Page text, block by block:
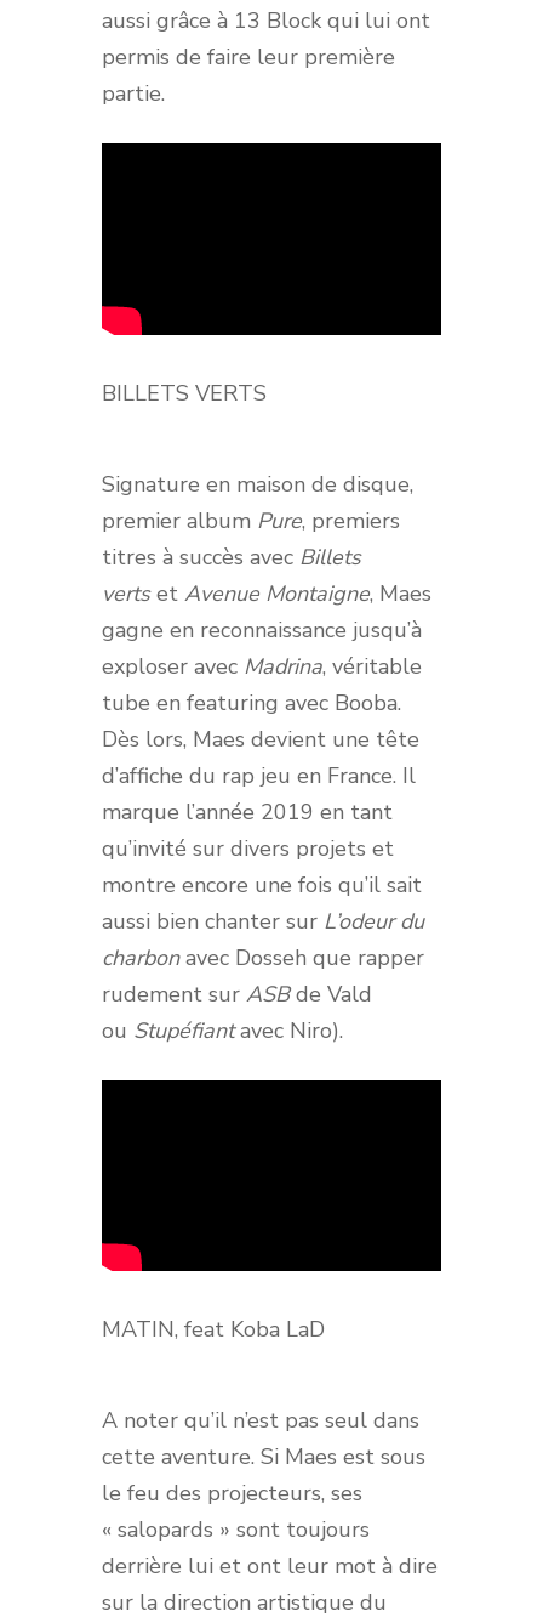
aussi grâce à 13 Block qui lui ont
permis de faire leur première
partie.
BILLETS VERTS
Signature en maison de disque,
premier album Pure, premiers
titres à succès avec Billets
vertset Avenue Montaigne, Maes
gagne en reconnaissance jusqu’à
exploser avec Madrina, véritable
tube en featuring avec Booba.
Dès lors, Maes devient une tête
d’affiche du rap jeu en France. Il
marque l’année 2019 en tant
qu’invité sur divers projets et
montre encore une fois qu’il sait
aussi bien chanter sur L’odeur du
charbonavec Dosseh que rapper
rudement sur ASBde Vald
ou Stupéfiantavec Niro).
MATIN, feat Koba LaD
A noter qu’il n’est pas seul dans
cette aventure. Si Maes est sous
le feu des projecteurs, ses
« salopards » sont toujours
derrière lui et ont leur mot à dire
sur la direction artistique du